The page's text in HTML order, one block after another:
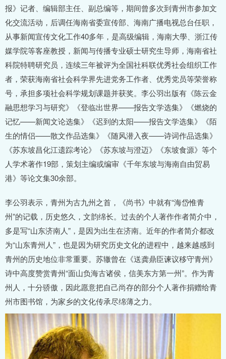
报》记者、编辑部主任、副总编等，期间曾多次到青州市参加文
化交流活动，后调任海南省委宣传部、海南广播电视总台任职，
从事新闻宣传文化工作40多年，是高级编辑，海南大學、浙江传
媒学院等客座教授，新闻与传播专业硕士研究生导师，海南省社
科院特聘研究员，连续三年被评为全国社科联优秀社会组织工作
者，荣获海南省社会科学界先进党务工作者、优秀党员等荣誉称
号，承担多项社会科学规划课题并获奖。李公羽出版有《陈云金
融思想学习与研究》《登临出世界——报告文学选集》《燃烧的
记忆——新闻文论选集》《迟到的太阳——报告文学选集》《陌
生的情侣——散文作品选集》《随风潜入夜——诗词作品选集》
《苏东坡昌化江遗踪考论》《苏东坡与澄迈》《东坡食源》等个
人学术著作19部，策划主编或编审《千年东坡与海南自由贸易
港》等论文集30余部。
李公羽表示，青州为古九州之首，《尚书》中就有“海岱惟青
州”的记载，历史悠久，文韵绵长。过去的个人著作作者简介中，
多是写“山东济南人”，是因为出生在济南。近年的作者简介都改
为“山东青州人”，也是因为研究历史文化的进程中，越来越感到
青州的历史地位非常重要。苏辙曾在《送龚鼎臣谏议移守青州》
诗中高度赞赏青州“面山负海古诸侯，信美东方第一州”。作为青
州人，十分骄傲，因此愿意把自己尚存的部分个人著作捐赠给青
州市图书馆，为家乡的文化传承尽绵薄之力。